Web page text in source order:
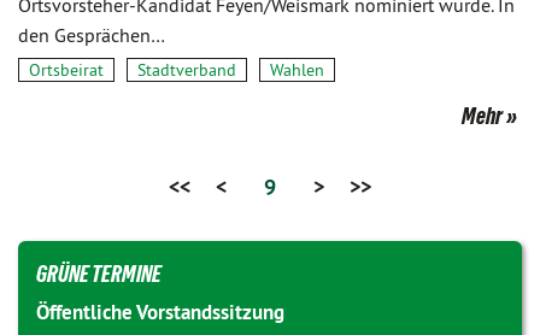
Ortsvorsteher-Kandidat Feyen/Weismark nominiert wurde. In
den Gesprächen…
Ortsbeirat Stadtverband Wahlen
Mehr
<< < 9 > >>
GRÜNE TERMINE
Öffentliche Vorstandssitzung